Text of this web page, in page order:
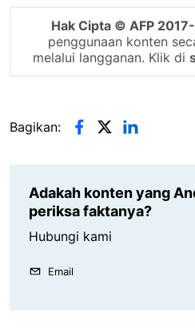
Hak Cipta © AFP
penggunaan konten
melalui langganan. Klik di
Bagikan:
Adakah konten yang
periksa faktanya?
Hubungi kami
Email